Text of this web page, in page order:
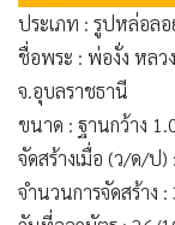
ประเภท : รูปหล่อลอ
ชื่อพระ : พ่องั่ง หล
จ.อุบลราชธานี
ขนาด : ฐานกว้าง
จัดสร้างเมื่อ (ว/ด/ป
จำนวนการจัดสร้าง :